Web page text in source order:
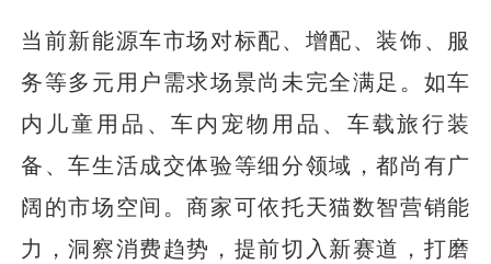
当前新能源车市场对标配、增配、装饰、服
务等多元用户需求场景尚未完全满足。如车
内儿童用品、车内宠物用品、车载旅行装
备、车生活成交体验等细分领域，都尚有广
阔的市场空间。商家可依托天猫数智营销能
力，洞察消费趋势，提前切入新赛道，打磨